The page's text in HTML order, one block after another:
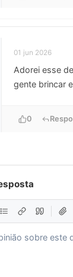
01 jun 2026
Adorei esse
gente brincar
0